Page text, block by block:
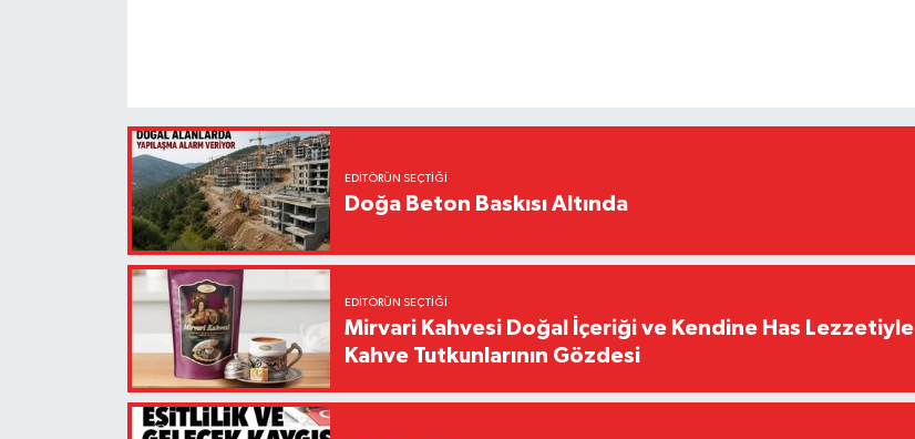
EDITÖRÜN SEÇTIĞI
Doğa Beton Baskısı Altında
EDITÖRÜN SEÇTIĞI
Mirvari Kahvesi Doğal İçeriği ve Kendine Has Lezzetiyle
Kahve Tutkunlarının Gözdesi